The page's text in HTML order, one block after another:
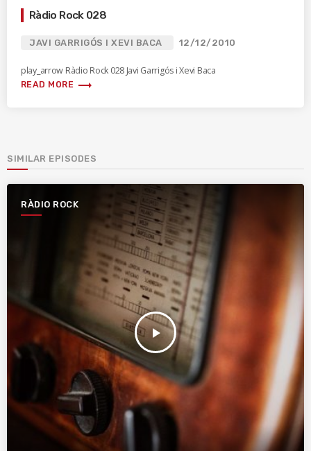
Ràdio Rock 028
JAVI GARRIGÓS I XEVI BACA 12/12/2010
play_arrow Ràdio Rock 028 Javi Garrigós i Xevi Baca
READ MORE trending_flat
SIMILAR EPISODES
RÀDIO ROCK
play_arrow